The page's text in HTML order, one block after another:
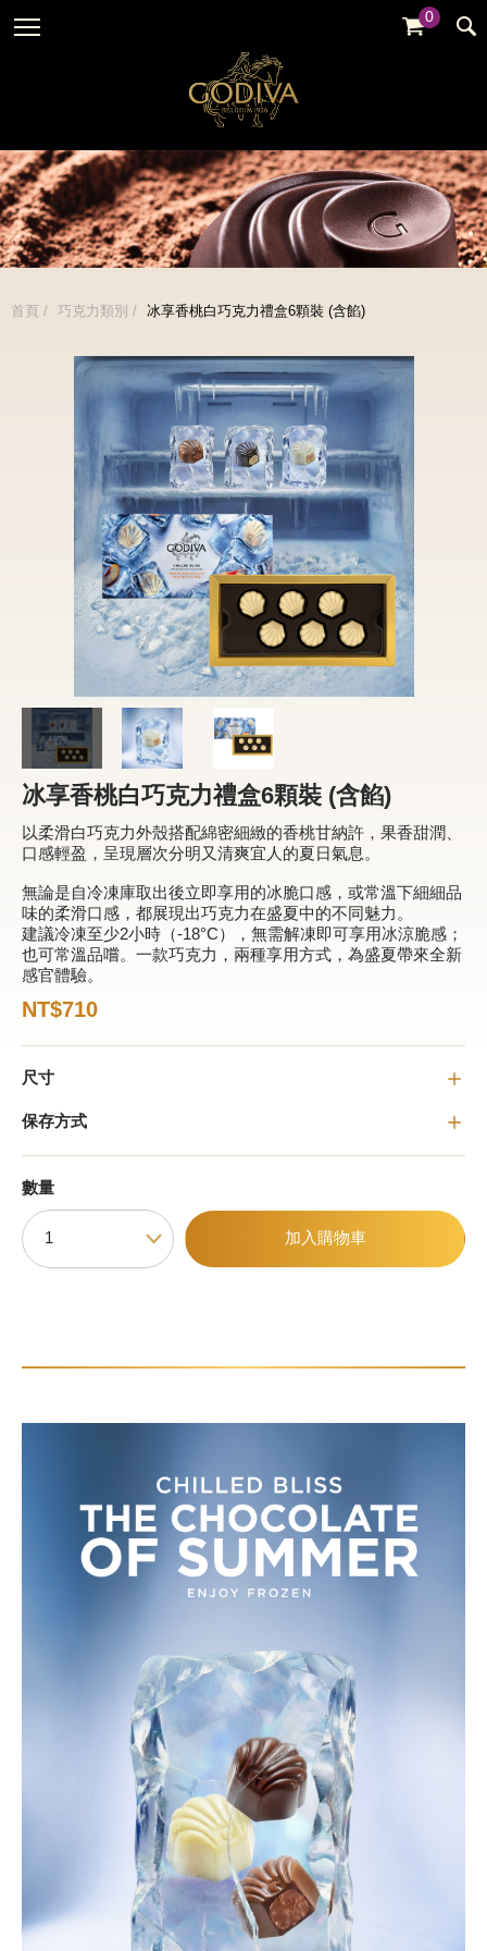
0
全部
品牌活動
全部
暢銷系列
金裝禮盒
松露禮盒
童趣系列
婚禮系列
新品 / 季節性商品
歡聚系列
百年限定系列
冰享系列
玩具總動員
休閒分享
巧克力餅乾
巧克力磚/巧克力豆
G Cube 松露巧克力
可可粉/咖啡粉
全部
牛奶巧克力
白巧克力
綜合巧克力
冰淇淋
蛋糕
婚禮系列
GODIVA故事
GODIVA品質承諾
GODIVA大師團隊
首頁 巧克力類別 冰享香桃白巧克力禮盒6顆裝 (含餡)
冰享香桃白巧克力禮盒6顆裝 (含餡)
以柔滑白巧克力外殼搭配綿密細緻的香桃甘納許，果香甜潤、
口感輕盈，呈現層次分明又清爽宜人的夏日氣息。
無論是自冷凍庫取出後立即享用的冰脆口感，或常溫下細細品
味的柔滑口感，都展現出巧克力在盛夏中的不同魅力。
建議冷凍至少2小時（-18°C），無需解凍即可享用冰涼脆感；
也可常溫品嚐。一款巧克力，兩種享用方式，為盛夏帶來全新
感官體驗。
NT$710
尺寸
保存方式
數量
加入購物車